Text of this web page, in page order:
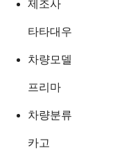
제조사
타타대우
차량모델
프리마
차량분류
카고